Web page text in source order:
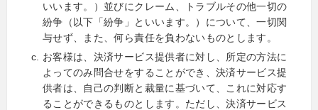
いいます。）並びにクレーム、トラブルその他一切の
紛争（以下「紛争」といいます。）について、一切関
与せず、また、何ら責任を負わないものとします。
お客様は、決済サービス提供者に対し、所定の方法に
よってのみ問合せをすることができ、決済サービス提
供者は、自己の判断と裁量に基づいて、これに対応す
ることができるものとします。ただし、決済サービス